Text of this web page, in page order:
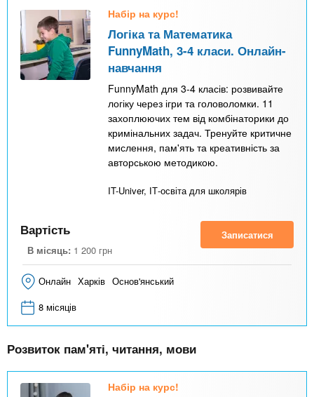
Набір на курс!
Логіка та Математика
FunnyMath, 3-4 класи. Онлайн-
навчання
FunnyMath для 3-4 класів: розвивайте
логіку через ігри та головоломки. 11
захоплюючих тем від комбінаторики до
кримінальних задач. Тренуйте критичне
мислення, пам'ять та креативність за
авторською методикою.
IT-Univer, ІТ-освіта для школярів
Вартість
В місяць: 1 200 грн
Записатися
Онлайн Харків Основ'янський
8 місяців
Розвиток пам'яті, читання, мови
Набір на курс!